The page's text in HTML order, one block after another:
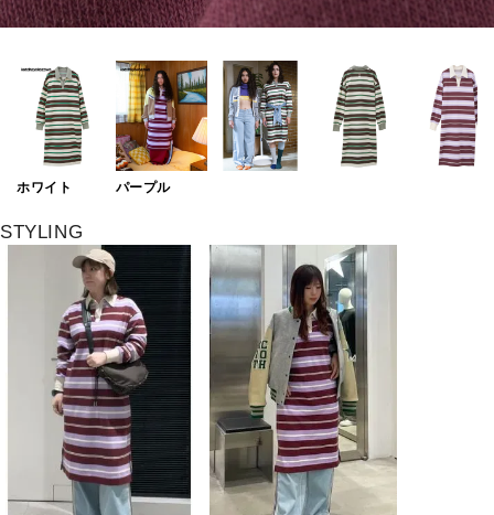
ホワイト パープル
STYLING